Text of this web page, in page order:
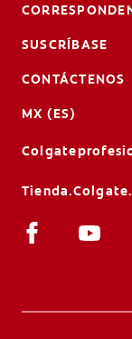
SUSCRÍBASE
CONTÁCTENOS
MX (ES)